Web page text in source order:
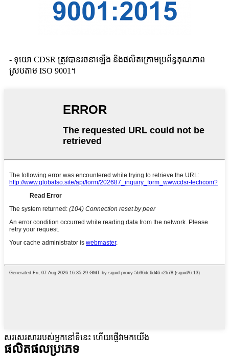
- ទុយោ CDSR ត្រូវបានរចនាឡើង និងផលិតក្រោមប្រព័ន្ធគុណភាព
ស្របតាម ISO 9001។
សរសេរសាររបស់អ្នកនៅទីនេះ ហើយផ្ញើវាមកយើង
ផលិតផលប្រភេទ